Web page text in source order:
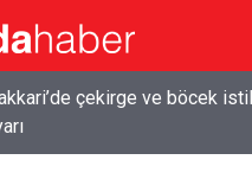
çekirge ve böcek